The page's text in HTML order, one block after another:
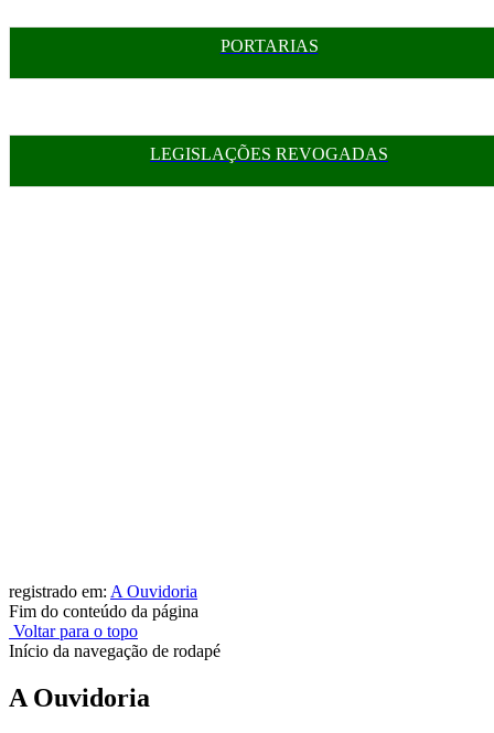
PORTARIAS
LEGISLAÇÕES REVOGADAS
registrado em: A Ouvidoria
Fim do conteúdo da página
Voltar para o topo
Início da navegação de rodapé
A Ouvidoria